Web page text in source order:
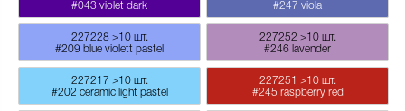
#043 violet dark
227228
#209 blue violett pastel
>10 шт.
227217
#202 ceramic light pastel
>10 шт.
#247 viola
227252
#246 lavender
>10 шт.
227251
#245 raspberry red
>10 шт.